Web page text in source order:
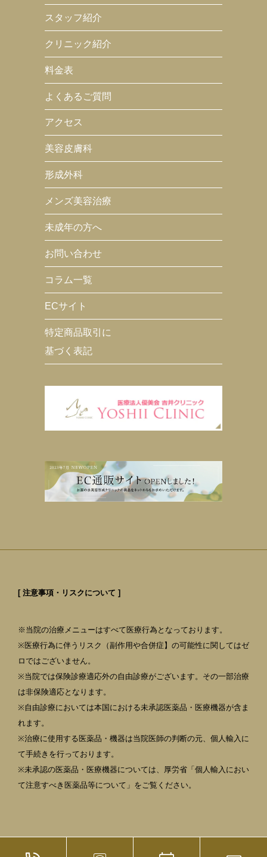
スタッフ紹介
クリニック紹介
料金表
よくあるご質問
アクセス
美容皮膚科
形成外科
メンズ美容治療
未成年の方へ
お問い合わせ
コラム一覧
ECサイト
特定商品取引に
基づく表記
[ 注意事項・リスクについて ]
※当院の治療メニューはすべて医療行為となっております。
※医療行為に伴うリスク（副作用や合併症】の可能性に関してはゼ
ロではございません。
※当院では保険診療適応外の自由診療がございます。その一部治療
は非保険適応となります。
※自由診療においては本国における未承認医薬品・医療機器が含ま
れます。
※治療に使用する医薬品・機器は当院医師の判断の元、個人輸入に
て手続きを行っております。
※未承認の医薬品・医療機器については、厚労省「個人輸入におい
て注意すべき医薬品等について」をご覧ください。